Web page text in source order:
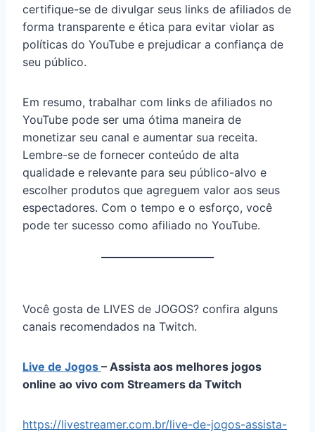
certifique-se de divulgar seus links de afiliados de
forma transparente e ética para evitar violar as
políticas do YouTube e prejudicar a confiança de
seu público.
Em resumo, trabalhar com links de afiliados no
YouTube pode ser uma ótima maneira de
monetizar seu canal e aumentar sua receita.
Lembre-se de fornecer conteúdo de alta
qualidade e relevante para seu público-alvo e
escolher produtos que agreguem valor aos seus
espectadores. Com o tempo e o esforço, você
pode ter sucesso como afiliado no YouTube.
Você gosta de LIVES de JOGOS? confira alguns
canais recomendados na Twitch.
Live de Jogos – Assista aos melhores jogos
online ao vivo com Streamers da Twitch
https://livestreamer.com.br/live-de-jogos-assista-